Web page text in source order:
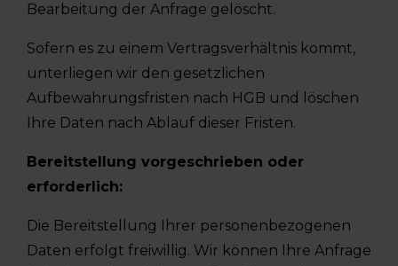
Bearbeitung der Anfrage gelöscht.
Sofern es zu einem Vertragsverhältnis kommt,
unterliegen wir den gesetzlichen
Aufbewahrungsfristen nach HGB und löschen
Ihre Daten nach Ablauf dieser Fristen.
Bereitstellung vorgeschrieben oder
erforderlich:
Die Bereitstellung Ihrer personenbezogenen
Daten erfolgt freiwillig. Wir können Ihre Anfrage